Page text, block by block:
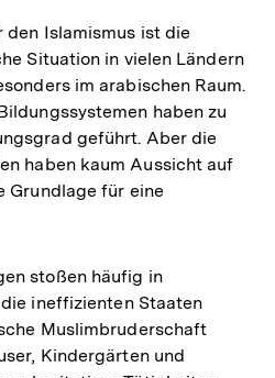
Islamismus ist die
Situation in vielen Ländern
im arabischen Raum.
haben zu
geführt. Aber die
haben kaum Aussicht auf
Grundlage für eine
stoßen häufig in
ineffizienten Staaten
Muslimbruderschaft
Kindergärten und